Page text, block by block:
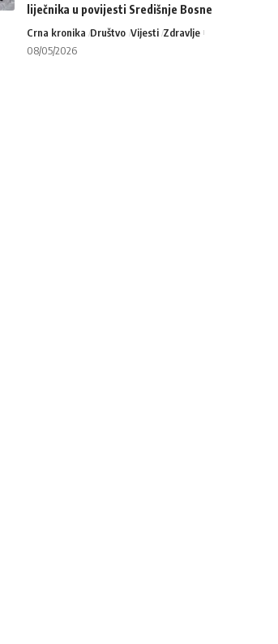
liječnika u povijesti Središnje Bosne
Crna kronika Društvo Vijesti Zdravlje
08/05/2026